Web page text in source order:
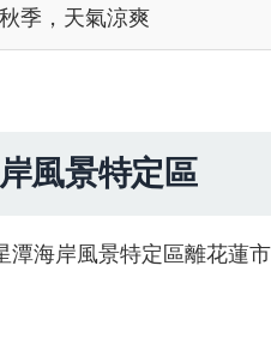
季，天氣涼爽
風景特定區
潭海岸風景特定區離花蓮